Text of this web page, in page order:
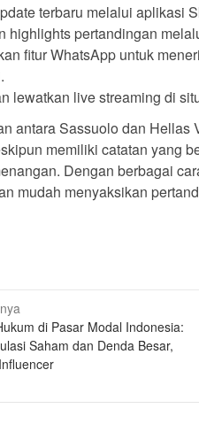
terbaru melalui aplikasi
highlights pertandingan
fitur WhatsApp untuk
lewatkan live streaming di
antara Sassuolo dan Hellas
memiliki catatan yang
Dengan berbagai
mudah menyaksikan
di Pasar Modal Indonesia:
Saham dan Denda Besar,